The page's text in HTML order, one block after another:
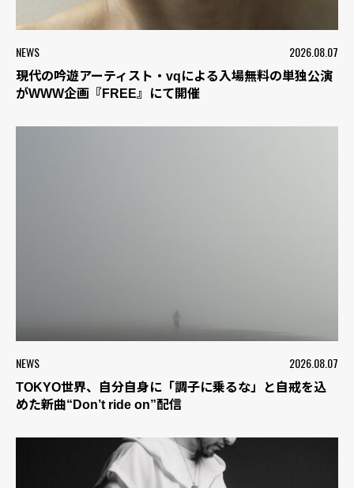
NEWS 2026.08.07
現代の吟遊アーティスト・vqによる入場無料の単独公演
がWWW企画『FREE』にて開催
NEWS 2026.08.07
TOKYO世界、自分自身に「調子に乗るな」と自戒を込
めた新曲“Don’t ride on”配信